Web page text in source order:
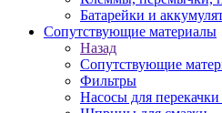
Батарейки и
Сопутствующие материалы
Назад
Сопутствующие
Фильтры
Насосы для